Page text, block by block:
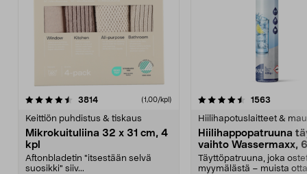
3814arvostelut (1,00/kpl)
Keittiön puhdistus & tiskaus
Mikrokuituliina 32 x 31 cm, 4
kpl
Aftonbladetin "itsestään selvä
suosikki" siiv...
4.5viidestä
1563
Hiilihapotuslaitteet &
Hiilihappopatruuna
vaihto Wassermaxx,
Täyttöpatruuna, joka
myymälästä – muista
4.5viidestä